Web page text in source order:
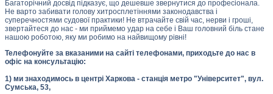
Багаторічний досвід підказує, що дешевше звернутися до професіонала.
Не варто забивати голову хитросплетіннями законодавства і
суперечностями судової практики! Не втрачайте свій час, нерви і гроші,
звертайтеся до нас - ми приймемо удар на себе і Ваш головний біль стане
нашою роботою, яку ми робимо на найвищому рівні!
Телефонуйте за вказаними на сайті телефонами, приходьте до нас в
офіс на консультацію:
1) ми знаходимось в центрі Харкова - станція метро "Університет", вул.
Сумська, 53,